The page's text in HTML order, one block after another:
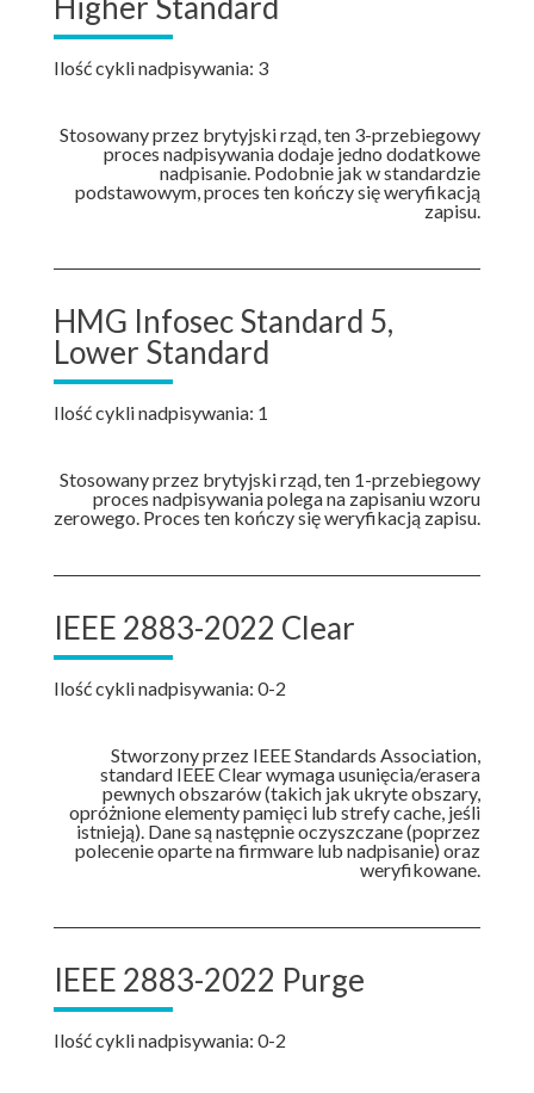
Ilość cykli nadpisywania: 3
Stosowany przez brytyjski rząd, ten 3-przebiegowy
proces nadpisywania dodaje jedno dodatkowe
nadpisanie. Podobnie jak w standardzie
podstawowym, proces ten kończy się weryfikacją
zapisu.
HMG Infosec Standard 5,
Lower Standard
Ilość cykli nadpisywania: 1
Stosowany przez brytyjski rząd, ten 1-przebiegowy
proces nadpisywania polega na zapisaniu wzoru
zerowego. Proces ten kończy się weryfikacją zapisu.
IEEE 2883-2022 Clear
Ilość cykli nadpisywania: 0-2
Stworzony przez IEEE Standards Association,
standard IEEE Clear wymaga usunięcia/erasera
pewnych obszarów (takich jak ukryte obszary,
opróżnione elementy pamięci lub strefy cache, jeśli
istnieją). Dane są następnie oczyszczane (poprzez
polecenie oparte na firmware lub nadpisanie) oraz
weryfikowane.
IEEE 2883-2022 Purge
Ilość cykli nadpisywania: 0-2